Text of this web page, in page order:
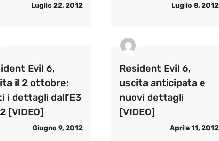
Luglio 22, 2012 Luglio 8, 2012
Evil 6,
il 2 ottobre:
i dettagli dall’E3
[VIDEO]
Giugno 9, 2012
Resident Evil 6,
uscita anticipata e
nuovi dettagli
[VIDEO]
Aprile 11, 2012